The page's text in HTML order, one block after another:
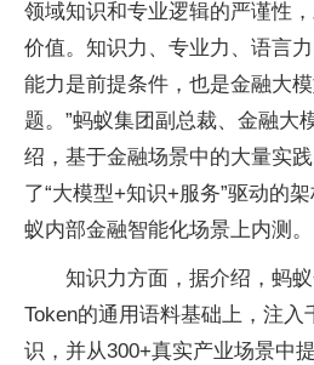
领域知识和专业逻辑的严谨性
价值。知识力、专业力、语言
能力是前提条件，也是金融大
题。”蚂蚁集团副总裁、金融大
绍，基于金融场景中的大量实
了“大模型+知识+服务”驱动的
蚁内部金融智能化场景上内测。
知识力方面，据介绍，蚂
Token的通用语料基础上，注入
识，并从300+真实产业场景中